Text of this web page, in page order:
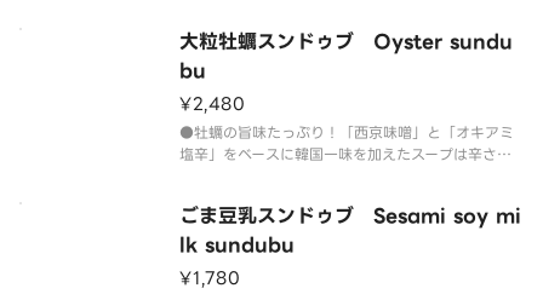
絹豆腐・剥きアサリ5粒・豚バラ肉50ｇ・キムチ30
ｇ・しめじ（仕入れにより
大粒牡蠣スンドゥブ Oyster sundu
bu
¥2,480
●牡蠣の旨味たっぷり！「西京味噌」と「オキアミ
塩辛」をベースに韓国一味を加えたスープは辛さの
豚ばら肉50g・キムチ30g・牡蠣4粒・ネギ・卵・
ライス（ミニとろろ飯、白
ごま豆乳スンドゥブ Sesami soy mi
lk sundubu
¥1,780